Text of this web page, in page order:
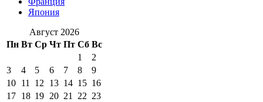
Япония
Август 2026
Пн Вт Ср Чт Пт Сб Вс
1
2
3
4 5 6 7 8
9
10 11 12 13 14 15 16
17 18 19 20 21 22 23